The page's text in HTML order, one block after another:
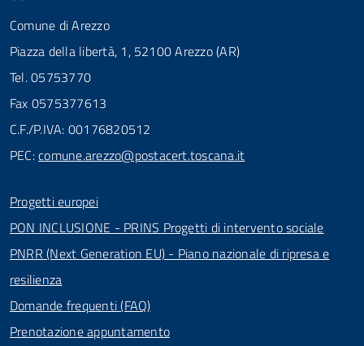
Comune di Arezzo
Piazza della libertà, 1, 52100 Arezzo (AR)
Tel. 05753770
Fax 0575377613
C.F./P.IVA: 00176820512
PEC:comune.arezzo@postacert.toscana.it
Progetti europei
PON INCLUSIONE - PRINS Progetti di intervento sociale
PNRR (Next Generation EU) - Piano nazionale di ripresa e
resilienza
Domande frequenti (FAQ)
Prenotazione appuntamento